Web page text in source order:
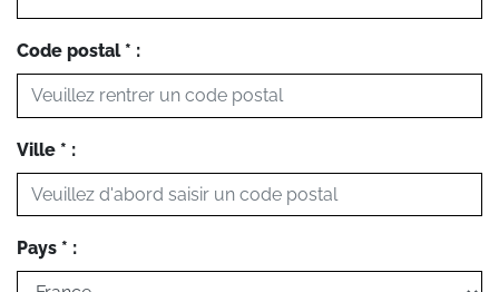
Code postal * :
Ville * :
Pays * :